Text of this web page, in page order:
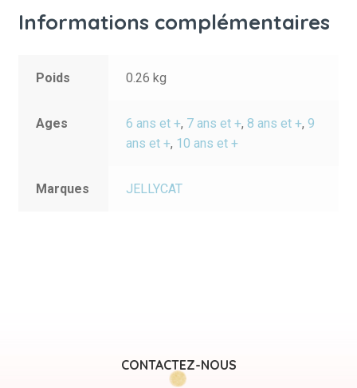
Informations complémentaires
Poids 0.26 kg
Ages 6 ans et +, 7 ans et +,8 ans et +,9
ans et +, 10 ans et +
Marques JELLYCAT
CONTACTEZ-NOUS